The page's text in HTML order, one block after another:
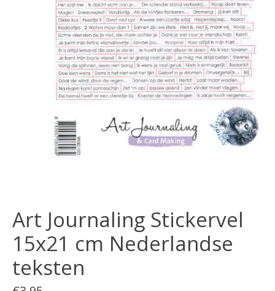
Art Journaling Stickervel
15x21 cm Nederlandse
teksten